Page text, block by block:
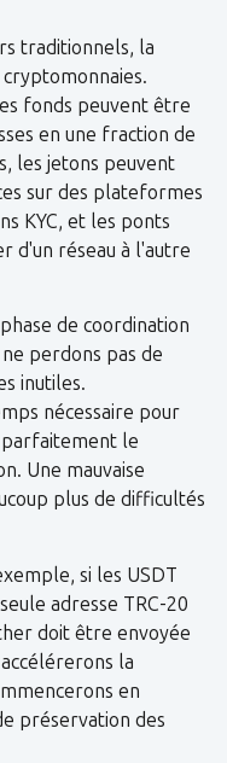
traditionnels, la
fonds peuvent être
en une fraction de
les jetons peuvent
sur des plateformes
KYC, et les ponts
d'un réseau à l'autre
de coordination
perdons pas de
inutiles.
nécessaire pour
parfaitement le
Une mauvaise
plus de difficultés
si les USDT
adresse TRC-20
doit être envoyée
la
en
préservation des